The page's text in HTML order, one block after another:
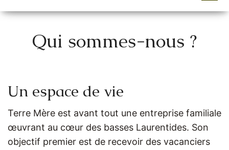
Qui sommes-nous ?
Un espace de vie
Terre Mère est avant tout une entreprise familiale
œuvrant au cœur des basses Laurentides. Son
objectif premier est de recevoir des vacanciers